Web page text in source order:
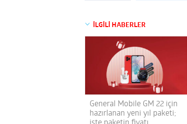
İLGİLİ HABERLER
General Mobile GM 22 için
hazırlanan yeni yıl paketi;